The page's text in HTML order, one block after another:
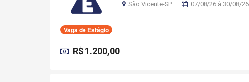
Vaga de Estágio
São Vicente-SP 07/08/26 à 30/08/26
R$ 1.200,00